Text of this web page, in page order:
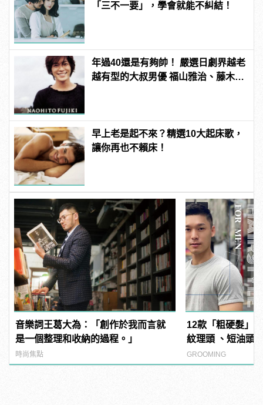
「三不一要」，學會就能不糾結！
年過40還是有夠帥！ 嚴選日劇界越老
越有型的大叔男優 福山雅治、藤木直
早上老是起不來？精選10大起床歌，
讓你再也不賴床！
音樂詞王葛大為：「創作於我而言就
是一個整理和收納的過程。」
時尚焦點
12款「粗硬髮」
紋理頭 、短油頭
GROOMING